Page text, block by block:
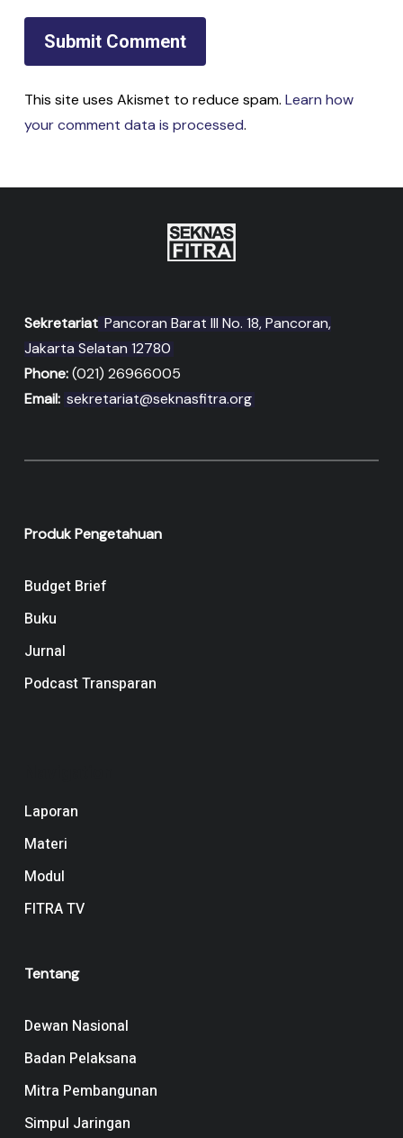
This site uses Akismet to reduce spam. Learn how
your comment data is processed.
Sekretariat Pancoran Barat III No. 18, Pancoran,
Jakarta Selatan 12780
Phone:(021) 26966005
Email: sekretariat@seknasfitra.org
Produk Pengetahuan
Budget Brief
Buku
Jurnal
Podcast Transparan
Laporan
Materi
Modul
FITRA TV
Tentang
Dewan Nasional
Badan Pelaksana
Mitra Pembangunan
Simpul Jaringan